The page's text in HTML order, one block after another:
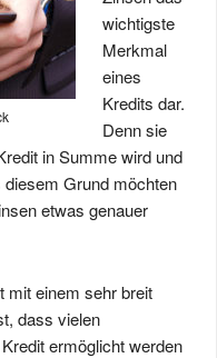
wichtigste
Merkmal
eines
Kredits dar.
Denn sie
in Summe wird und
Grund möchten
etwas genauer
mit einem sehr breit
dass vielen
ermöglicht werden